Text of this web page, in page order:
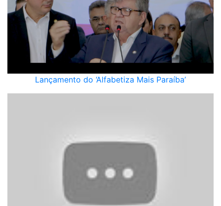
Lançamento do ‘Alfabetiza Mais Paraíba’